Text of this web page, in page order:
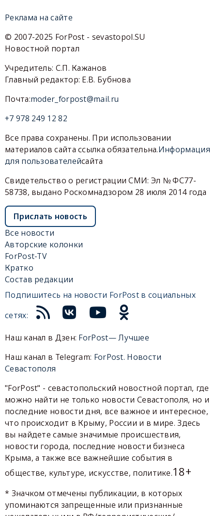
Реклама на сайте
© 2007-2025 ForPost - sevastopol.SU
Новостной портал
Учредитель: С.П. Кажанов
Главный редактор: Е.В. Бубнова
Почта:moder_forpost@mail.ru
+7 978 249 12 82
Все права сохранены. При использовании
материалов сайта ссылка обязательна.Информация
для пользователейсайта
Свидетельство о регистрации СМИ: Эл № ФС77-
58738, выдано Роскомнадзором 28 июля 2014 года
Прислать новость
Все новости
Авторские колонки
ForPost-TV
Кратко
Состав редакции
Подпишитесь на новости ForPost в социальных
сетях:
Наш канал в Дзен: ForPost— Лучшее
Наш канал в Telegram: ForPost. Новости
Севастополя
"ForPost" - севастопольский новостной портал, где
можно найти не только новости Севастополя, но и
последние новости дня, все важное и интересное,
что происходит в Крыму, России и в мире. Здесь
вы найдете самые значимые происшествия,
новости города, последние новости бизнеса
Крыма, а также все важнейшие события в
обществе, культуре, искусстве, политике.18+
* Значком отмечены публикации, в которых
упоминаются запрещенные или признанные